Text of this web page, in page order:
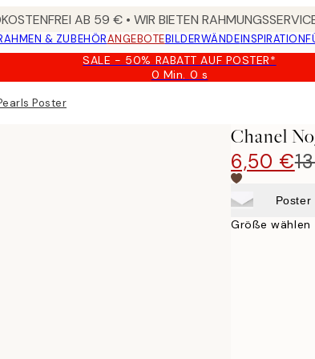
AB 59 € • WIR BIETEN
& ZUBEHÖRANGEBOTEBILDERWÄNDEINSPIRATION
SALE - 50% RABATT AUF POSTER*
0 Min. 0 s
Gültig
Poster
Chanel
6,50 €
Poster
Größe wählen